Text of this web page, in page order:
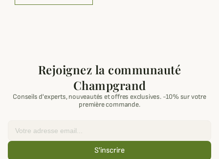
Rejoignez la communauté
Champgrand
Conseils d'experts, nouveautés et offres exclusives. -10% sur votre
première commande.
S'inscrire